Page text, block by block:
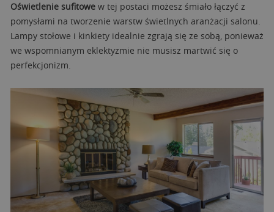
Oświetlenie sufitowe w tej postaci możesz śmiało łączyć z
pomysłami na tworzenie warstw świetlnych aranżacji salonu.
Lampy stołowe i kinkiety idealnie zgrają się ze sobą, ponieważ
we wspomnianym eklektyzmie nie musisz martwić się o
perfekcjonizm.